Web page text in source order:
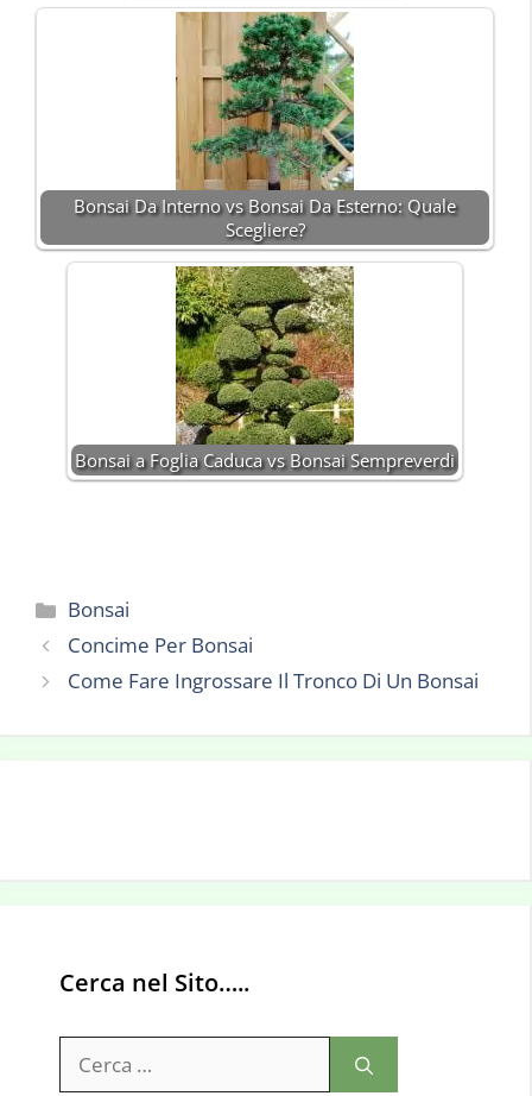
Bonsai Da Interno vs Bonsai Da Esterno: Quale
Scegliere?
Bonsai a Foglia Caduca vs Bonsai Sempreverdi
Categorie
Bonsai
Concime Per Bonsai
Come Fare Ingrossare Il Tronco Di Un Bonsai
Cerca nel Sito…..
per: